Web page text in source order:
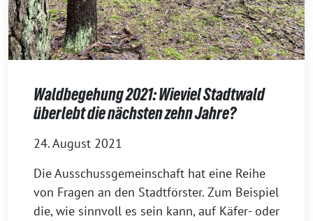
Waldbegehung 2021: Wieviel Stadtwald
überlebt die nächsten zehn Jahre?
24. August 2021
Die Ausschussgemeinschaft hat eine Reihe
von Fragen an den Stadtförster. Zum Beispiel
die, wie sinnvoll es sein kann, auf Käfer- oder